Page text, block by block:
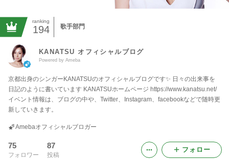
ranking
194 歌手部門
KANATSU オフィシャルブログ
Powered by Ameba
京都出身のシンガーKANATSUのオフィシャルブログです✨ 日々の出来事を
日記のように書いています KANATSUホームページ https://www.kanatsu.net/
イベント情報は、ブログの中や、Twitter、Instagram、facebookなどで随時更
新していきます。
Amebaオフィシャルブロガー
75
フォロワー
87
投稿
フォロー